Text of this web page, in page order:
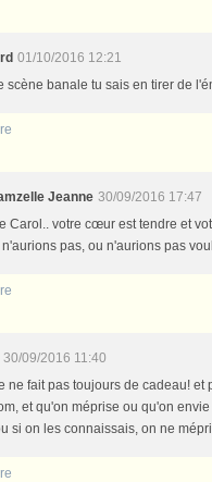
01/10/2016 12:21
scène banale tu sais en tirer de
Jeanne 30/09/2016 17:47
Carol.. votre cœur est tendre et
pas, ou n'aurions pas
30/09/2016 11:40
ne fait pas toujours de cadeau!
et qu'on méprise ou qu'on
si on les connaissais, on ne